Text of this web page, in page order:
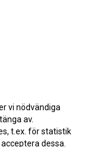
vi nödvändiga
av.
t.ex. för statistik
dessa.